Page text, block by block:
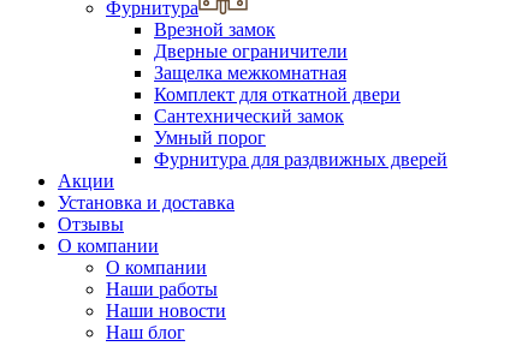
Фурнитура
Врезной замок
Дверные ограничители
Защелка межкомнатная
Комплект для откатной двери
Сантехнический замок
Умный порог
Фурнитура для раздвижных дверей
Акции
Установка и доставка
Отзывы
О компании
О компании
Наши работы
Наши новости
Наш блог